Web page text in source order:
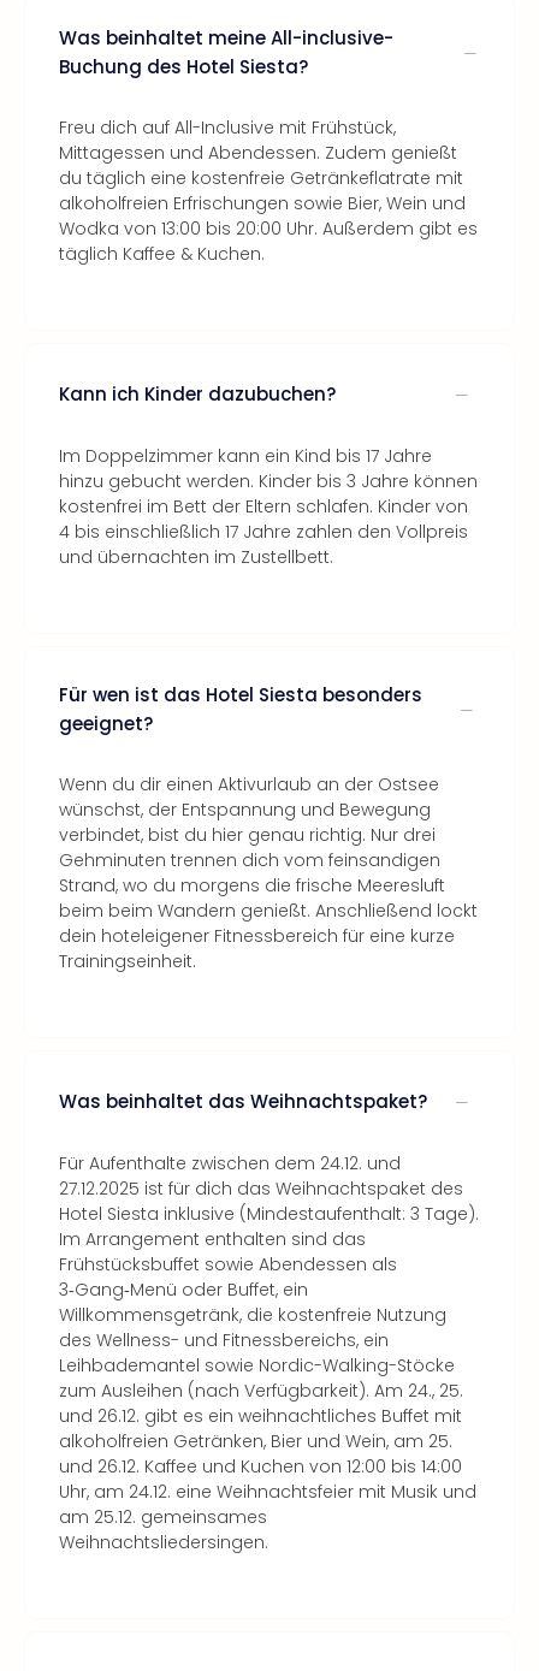
Was beinhaltet meine All-inclusive-
Buchung des Hotel Siesta?
Freu dich auf All-Inclusive mit Frühstück,
Mittagessen und Abendessen. Zudem genießt
du täglich eine kostenfreie Getränkeflatrate mit
alkoholfreien Erfrischungen sowie Bier, Wein und
Wodka von 13:00 bis 20:00 Uhr. Außerdem gibt es
täglich Kaffee & Kuchen.
Kann ich Kinder dazubuchen?
Im Doppelzimmer kann ein Kind bis 17 Jahre
hinzu gebucht werden. Kinder bis 3 Jahre können
kostenfrei im Bett der Eltern schlafen. Kinder von
4 bis einschließlich 17 Jahre zahlen den Vollpreis
und übernachten im Zustellbett.
Für wen ist das Hotel Siesta besonders
geeignet?
Wenn du dir einen Aktivurlaub an der Ostsee
wünschst, der Entspannung und Bewegung
verbindet, bist du hier genau richtig. Nur drei
Gehminuten trennen dich vom feinsandigen
Strand, wo du morgens die frische Meeresluft
beim beim Wandern genießt. Anschließend lockt
dein hoteleigener Fitnessbereich für eine kurze
Trainingseinheit.
Was beinhaltet das Weihnachtspaket?
Für Aufenthalte zwischen dem 24.12. und
27.12.2025 ist für dich das Weihnachtspaket des
Hotel Siesta inklusive (Mindestaufenthalt: 3 Tage).
Im Arrangement enthalten sind das
Frühstücksbuffet sowie Abendessen als
3‑Gang‑Menü oder Buffet, ein
Willkommensgetränk, die kostenfreie Nutzung
des Wellness- und Fitnessbereichs, ein
Leihbademantel sowie Nordic-Walking-Stöcke
zum Ausleihen (nach Verfügbarkeit). Am 24., 25.
und 26.12. gibt es ein weihnachtliches Buffet mit
alkoholfreien Getränken, Bier und Wein, am 25.
und 26.12. Kaffee und Kuchen von 12:00 bis 14:00
Uhr, am 24.12. eine Weihnachtsfeier mit Musik und
am 25.12. gemeinsames
Weihnachtsliedersingen.